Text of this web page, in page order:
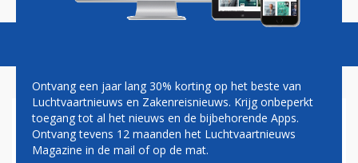
HERMAN MATEBOER: RUST
Ontvang een jaar lang 30% korting op het beste van
Luchtvaartnieuws en Zakenreisnieuws. Krijg onbeperkt
toegang tot al het nieuws en de bijbehorende Apps.
Ontvang tevens 12 maanden het Luchtvaartnieuws
Magazine in de mail of op de mat.